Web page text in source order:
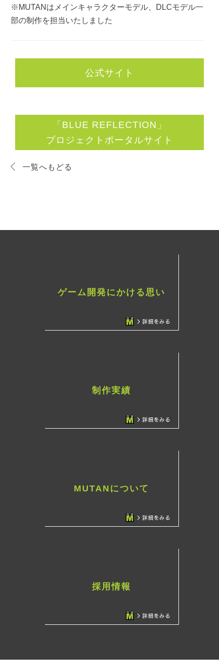
※MUTANはメインキャラクターモデル、DLCモデル一
部の制作を担当いたしました
公式サイト
「BLUE REFLECTION」
プロジェクトポータルサイト
一覧へもどる
ゲーム開発にかける思い
制作実績
MUTANについて
採用情報